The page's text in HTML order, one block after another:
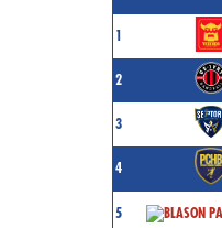
1
2
3
4
5